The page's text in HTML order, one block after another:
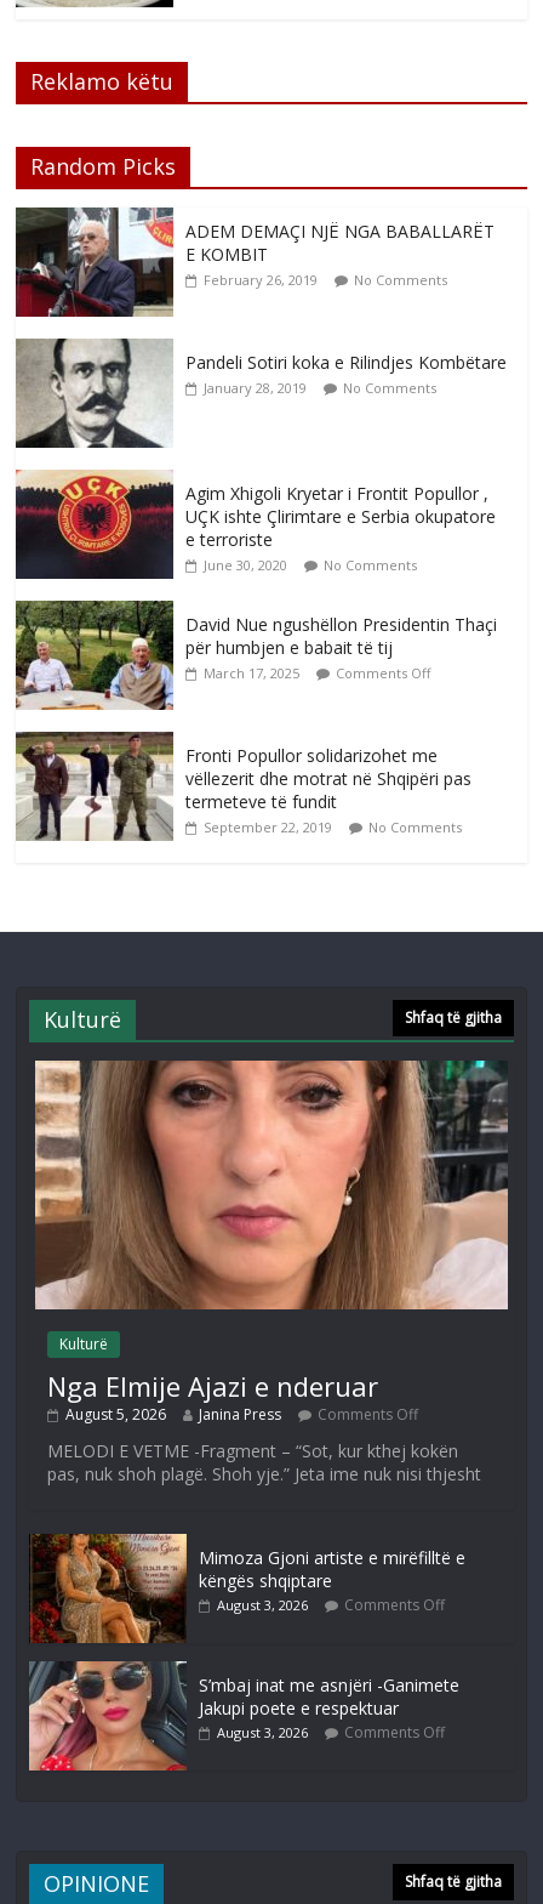
Reklamo këtu
Random Picks
ADEM DEMAÇI NJË NGA BABALLARËT
E KOMBIT
February 26, 2019 No Comments
Pandeli Sotiri koka e Rilindjes Kombëtare
January 28, 2019 No Comments
Agim Xhigoli Kryetar i Frontit Popullor ,
UÇK ishte Çlirimtare e Serbia okupatore
e terroriste
June 30, 2020 No Comments
David Nue ngushëllon Presidentin Thaçi
për humbjen e babait të tij
March 17, 2025 Comments Off
Fronti Popullor solidarizohet me
vëllezerit dhe motrat në Shqipëri pas
termeteve të fundit
September 22, 2019 No Comments
Kulturë Shfaq të gjitha
Kulturë
Nga Elmije Ajazi e nderuar
August 5, 2026 Janina Press Comments Off
MELODI E VETME -Fragment – “Sot, kur kthej kokën
pas, nuk shoh plagë. Shoh yje.” Jeta ime nuk nisi thjesht
Mimoza Gjoni artiste e mirëfilltë e
këngës shqiptare
August 3, 2026 Comments Off
S’mbaj inat me asnjëri -Ganimete
Jakupi poete e respektuar
August 3, 2026 Comments Off
OPINIONE Shfaq të gjitha